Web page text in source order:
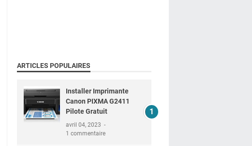
ARTICLES POPULAIRES
Installer Imprimante
Canon PIXMA G2411
Pilote Gratuit
avril 04, 2023
1 commentaire